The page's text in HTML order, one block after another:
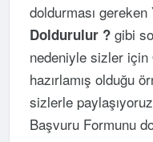
doldurması gereken
Doldurulur ? gibi
nedeniyle sizler
hazırlamış olduğu
sizlerle
Başvuru Formunu